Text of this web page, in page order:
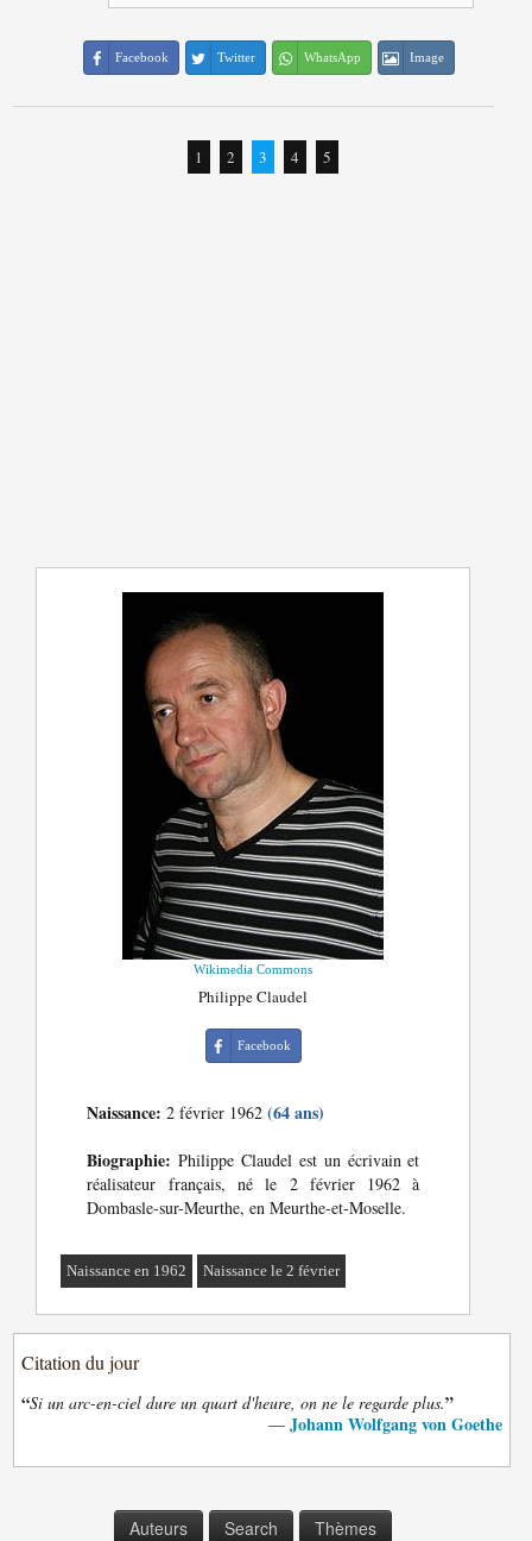
Facebook Twitter WhatsApp Image
1 2 3 4 5
Wikimedia Commons
Philippe Claudel
Facebook
Naissance: 2 février 1962(64 ans)
Biographie: Philippe Claudel est un écrivain et
réalisateur français, né le 2 février 1962 à
Dombasle-sur-Meurthe, en Meurthe-et-Moselle.
Naissance en 1962 Naissance le 2 février
Citation du jour
“Si un arc-en-ciel dure un quart d'heure, on ne le regarde plus.”
— Johann Wolfgang von Goethe
Auteurs Search Thèmes